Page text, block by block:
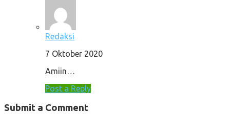
Redaksi
7 Oktober 2020
Amiin…
Post a Reply
Submit a Comment